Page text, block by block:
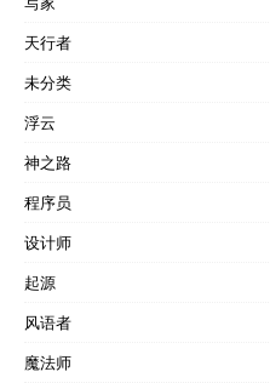
天行者
未分类
浮云
神之路
程序员
设计师
起源
风语者
魔法师